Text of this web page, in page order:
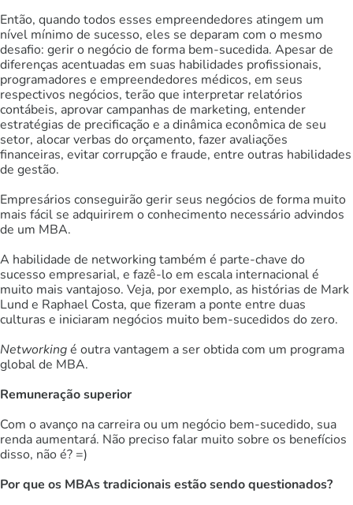
Então, quando todos esses empreendedores atingem um
nível mínimo de sucesso, eles se deparam com o mesmo
desafio: gerir o negócio de forma bem-sucedida. Apesar de
diferenças acentuadas em suas habilidades profissionais,
programadores e empreendedores médicos, em seus
respectivos negócios, terão que interpretar relatórios
contábeis, aprovar campanhas de marketing, entender
estratégias de precificação e a dinâmica econômica de seu
setor, alocar verbas do orçamento, fazer avaliações
financeiras, evitar corrupção e fraude, entre outras habilidades
de gestão.
Empresários conseguirão gerir seus negócios de forma muito
mais fácil se adquirirem o conhecimento necessário advindos
de um MBA.
A habilidade de networking também é parte-chave do
sucesso empresarial, e fazê-lo em escala internacional é
muito mais vantajoso. Veja, por exemplo, as histórias de Mark
Lund e Raphael Costa, que fizeram a ponte entre duas
culturas e iniciaram negócios muito bem-sucedidos do zero.
Networkingé outra vantagem a ser obtida com um programa
global de MBA.
Remuneração superior
Com o avanço na carreira ou um negócio bem-sucedido, sua
renda aumentará. Não preciso falar muito sobre os benefícios
disso, não é? =)
Por que os MBAs tradicionais estão sendo questionados?